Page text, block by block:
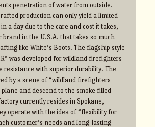
penetration of water from outside.
production can only yield a limited
a day due to the care and cost it takes,
in the U.S.A. that takes so much
like White’s Boots. The flagship style
was developed for wildland firefighters
resistance with superior durability. The
by a scene of “wildland firefighters
and descend to the smoke filled
currently resides in Spokane,
operate with the idea of “flexibility for
customer’s needs and long-lasting